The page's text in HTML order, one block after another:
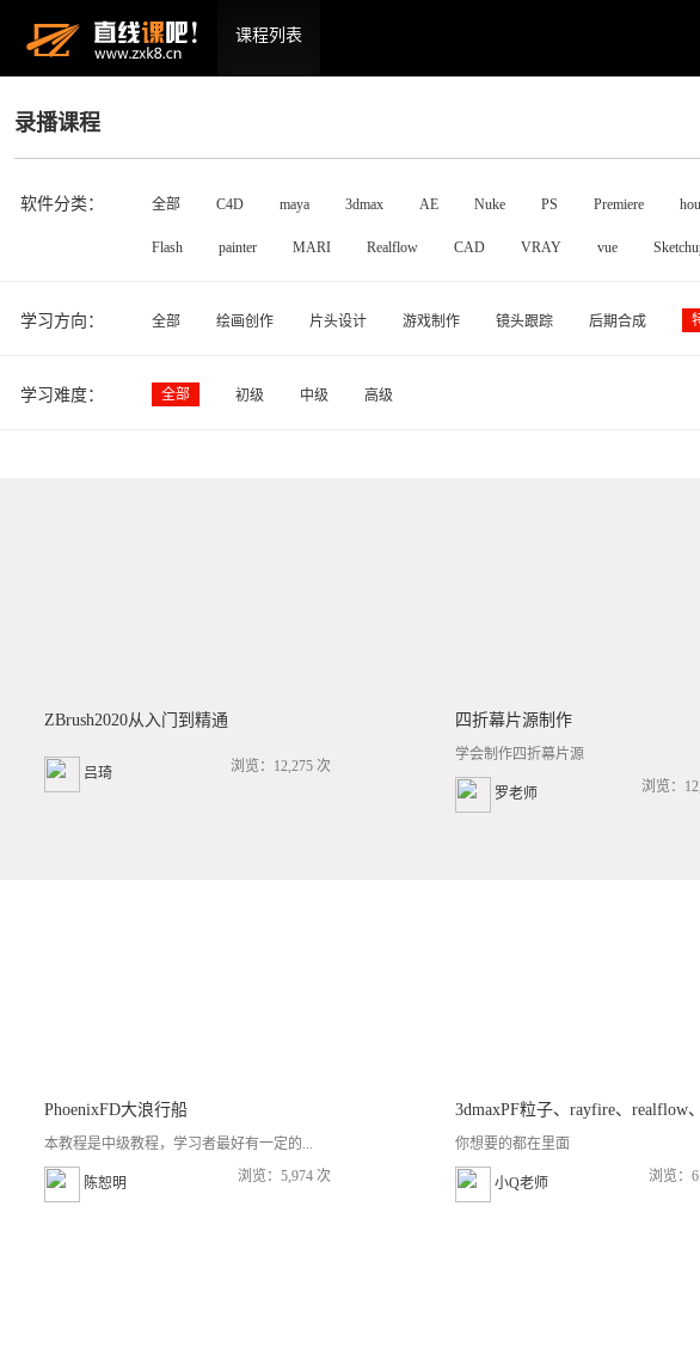
课程列表
录播课程
软件分类： 全部 C4D maya 3dmax AE Nuke PS Premiere
Flash painter MARI Realflow CAD VRAY vue
学习方向： 全部 绘画创作 片头设计 游戏制作 镜头跟踪 后期合成
学习难度： 全部 初级 中级 高级
ZBrush2020从入门到精通
吕琦 浏览：12,275 次
四折幕片源制作
学会制作四折幕片源
罗老师 浏览：
PhoenixFD大浪行船
本教程是中级教程，学习者最好有一定的...
陈恕明 浏览：5,974 次
你想要的都在里面
小Q老师 浏览：